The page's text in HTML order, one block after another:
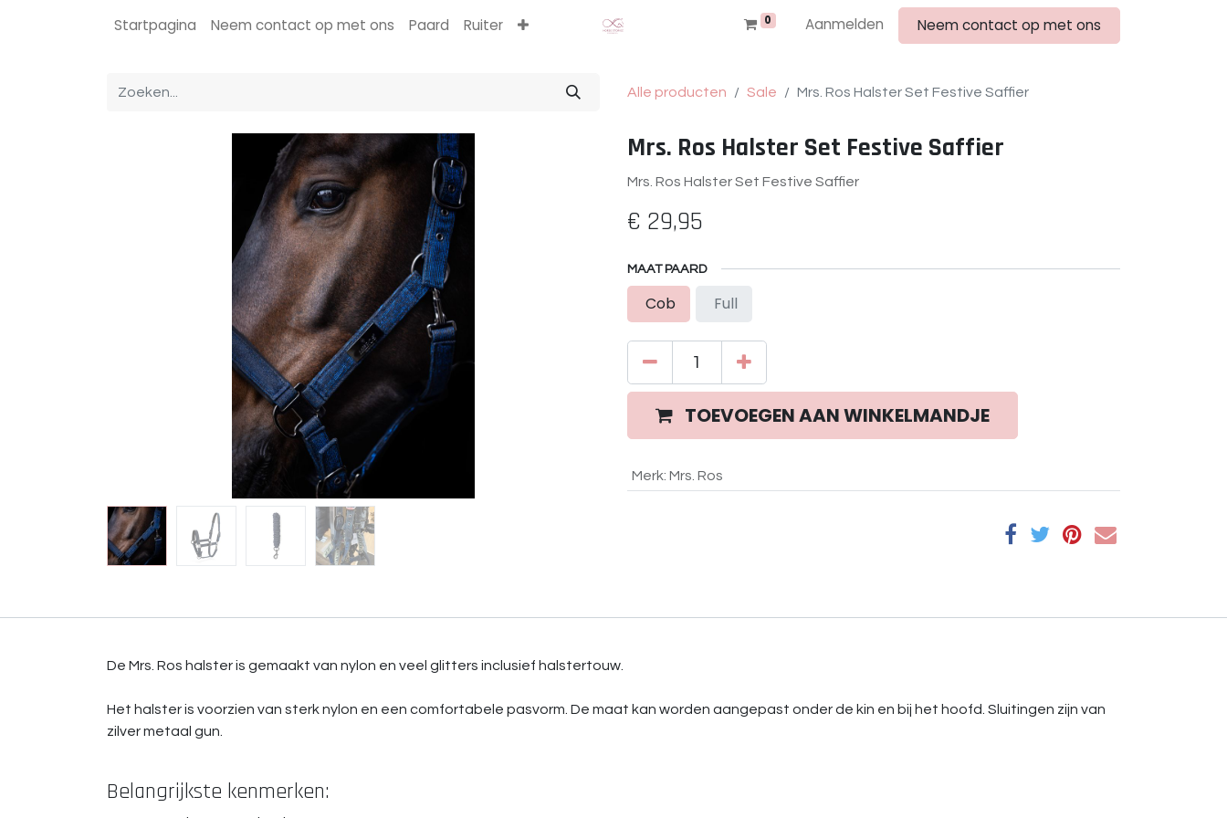
0 Aanmelden Neem contact op met ons
Startpagina Neem contact op met ons Paard Ruiter
Alle producten Sale Mrs. Ros Halster Set Festive Saffier
Mrs. Ros Halster Set Festive Saffier
Mrs. Ros Halster Set Festive Saffier
€ 29,95
MAAT PAARD
Cob Full
TOEVOEGEN AAN WINKELMANDJE
Merk: Mrs. Ros
De Mrs. Ros halster is gemaakt van nylon en veel glitters inclusief halstertouw.
Het halster is voorzien van sterk nylon en een comfortabele pasvorm. De maat kan worden aangepast onder de kin en bij het hoofd. Sluitingen zijn van
zilver metaal gun.
Belangrijkste kenmerken: